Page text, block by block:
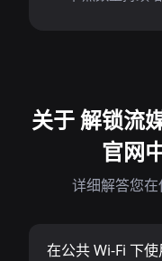
关于 解锁流
官网
详细解答您
在公共 Wi-Fi 下